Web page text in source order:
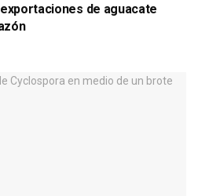
de aguacate